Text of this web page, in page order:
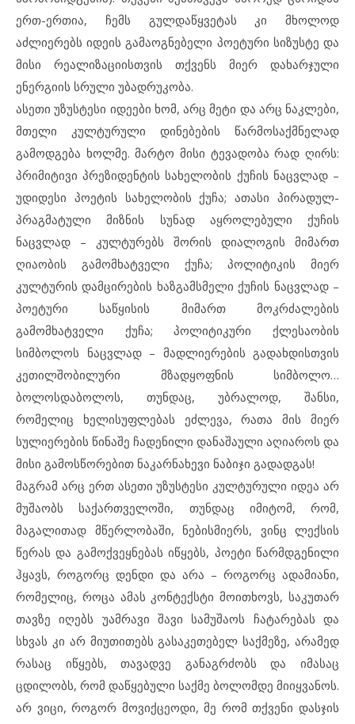
ერთ-ერთია, ჩემს გულდაწყვეტას კი მხოლოდ
აძლიერებს იდეის გამაოგნებელი პოეტური სიზუსტე და
მისი რეალიზაციისთვის თქვენს მიერ დახარჯული
ენერგიის სრული უბადრუკობა.
ასეთი უზუსტესი იდეები ხომ, არც მეტი და არც ნაკლები,
მთელი კულტურული დინებების წარმოსაქმნელად
გამოდგება ხოლმე. მარტო მისი ტევადობა რად ღირს:
პრიმიტივი პრეზიდენტის სახელობის ქუჩის ნაცვლად –
უდიდესი პოეტის სახელობის ქუჩა; ათასი პირადულ-
პრაგმატული მიზნის სუნად აყროლებული ქუჩის
ნაცვლად – კულტურებს შორის დიალოგის მიმართ
ღიაობის გამომხატველი ქუჩა; პოლიტიკის მიერ
კულტურის დამცირების ხაზგამსმელი ქუჩის ნაცვლად –
პოეტური საწყისის მიმართ მოკრძალების
გამომხატველი ქუჩა; პოლიტიკური ქლესაობის
სიმბოლოს ნაცვლად – მადლიერების გადახდისთვის
კეთილშობილური მზადყოფნის სიმბოლო…
ბოლოსდაბოლოს, თუნდაც, უბრალოდ, შანსი,
რომელიც ხელისუფლებას ეძლევა, რათა მის მიერ
სულიერების წინაშე ჩადენილი დანაშაული აღიაროს და
მისი გამოსწორებით ნაკარნახევი ნაბიჯი გადადგას!
მაგრამ არც ერთ ასეთი უზუსტესი კულტურული იდეა არ
მუშაობს საქართველოში, თუნდაც იმიტომ, რომ,
მაგალითად მწერლობაში, ნებისმიერს, ვინც ლექსის
წერას და გამოქვეყნებას იწყებს, პოეტი წარმდგენილი
ჰყავს, როგორც დენდი და არა – როგორც ადამიანი,
რომელიც, როცა ამას კონტექსტი მოითხოვს, საკუთარ
თავზე იღებს უამრავი შავი სამუშაოს ჩატარებას და
სხვას კი არ მიუთითებს გასაკეთებელ საქმეზე, არამედ
რასაც იწყებს, თავადვე განაგრძობს და იმასაც
ცდილობს, რომ დაწყებული საქმე ბოლომდე მიიყვანოს.
არ ვიცი, როგორ მოვიქცეოდი, მე რომ თქვენი დასჯის